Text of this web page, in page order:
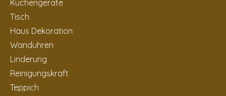
Küchengeräte
Tisch
Haus Dekoration
Wanduhren
Linderung
Reinigungskraft
Teppich